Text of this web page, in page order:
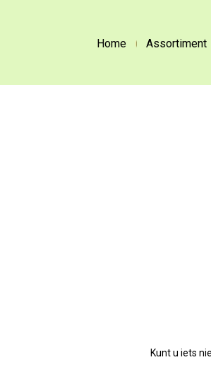
Home Assortiment
Kunt u iets